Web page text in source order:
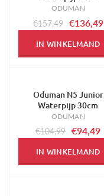
ODUMAN
€157,49 €136,49
IN WINKELMAND
-10%Oduman N5 Junior
Waterpijp 30cm
ODUMAN
€104,99 €94,49
IN WINKELMAND